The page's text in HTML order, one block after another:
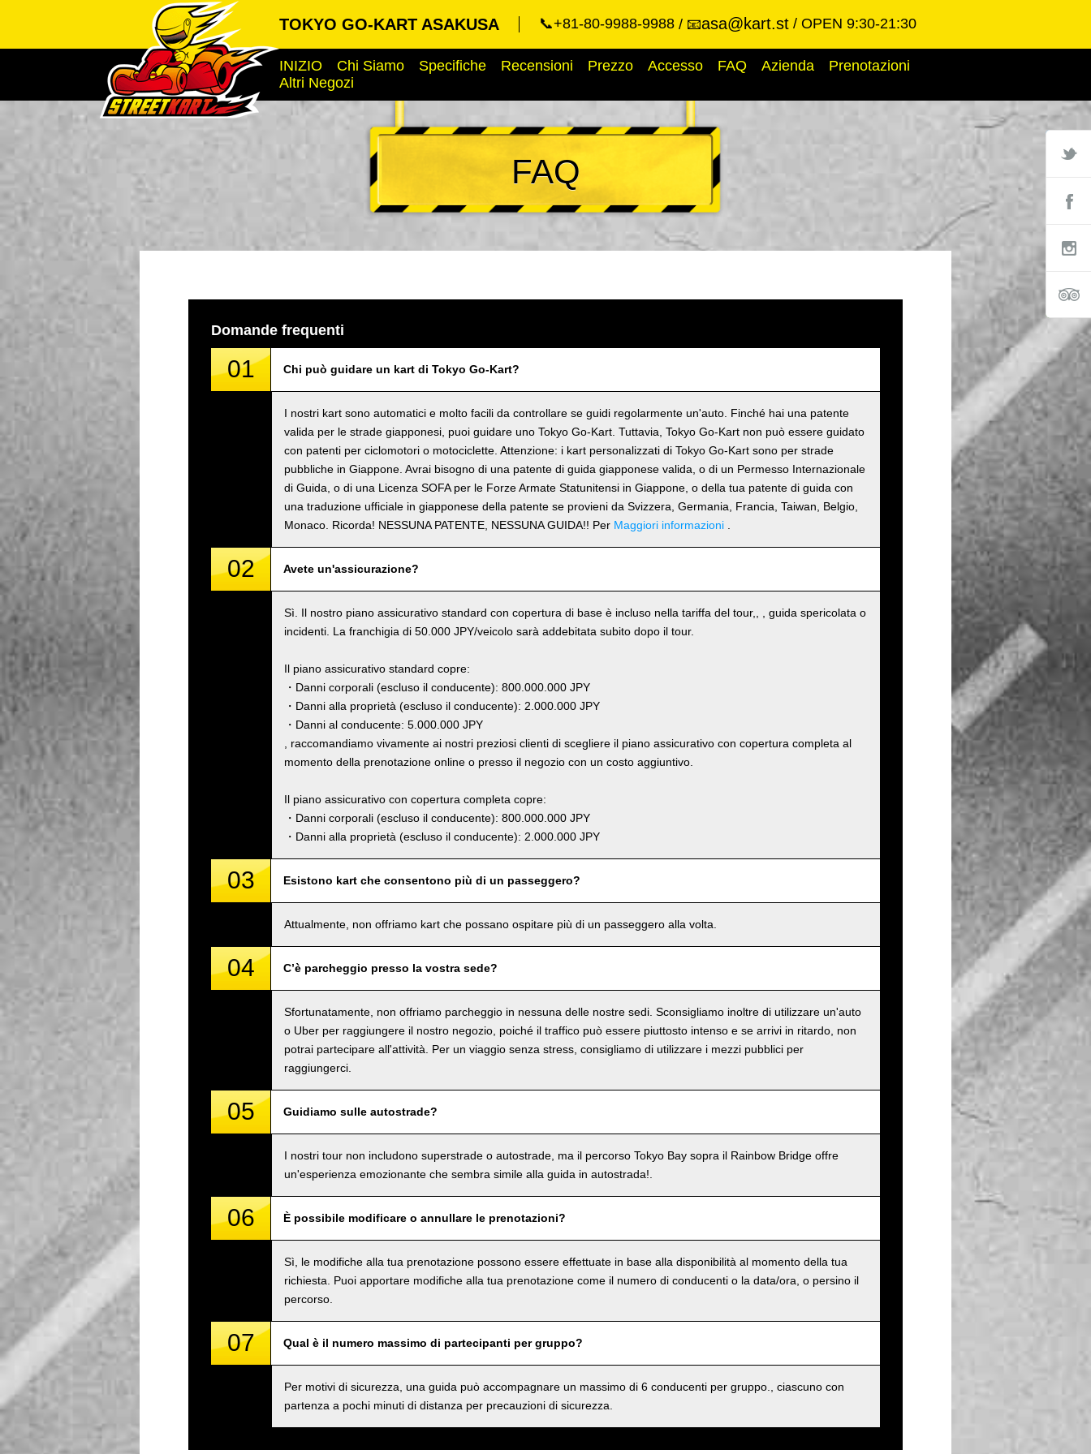
TOKYO GO-KART ASAKUSA 📞+81-80-9988-9988 📧asa@kart.st OPEN 9:30-21:30
INIZIO Chi Siamo Specifiche Recensioni Prezzo Accesso FAQ Azienda
Prenotazioni
Altri Negozi
FAQ
Domande frequenti
01 Chi può guidare un kart di Tokyo Go-Kart?
I nostri kart sono automatici e molto facili da controllare se guidi regolarmente un'auto. Finché hai una patente
valida per le strade giapponesi, puoi guidare uno Tokyo Go-Kart. Tuttavia, Tokyo Go-Kart non può essere guidato
con patenti per ciclomotori o motociclette. Attenzione: i kart personalizzati di Tokyo Go-Kart sono per strade
pubbliche in Giappone. Avrai bisogno di una patente di guida giapponese valida, o di un Permesso Internazionale
di Guida, o di una Licenza SOFA per le Forze Armate Statunitensi in Giappone, o della tua patente di guida con
una traduzione ufficiale in giapponese della patente se provieni da Svizzera, Germania, Francia, Taiwan, Belgio,
Monaco. Ricorda! NESSUNA PATENTE, NESSUNA GUIDA!! Per Maggiori informazioni
02 Avete un'assicurazione?
Sì. Il nostro piano assicurativo standard con copertura di base è incluso nella tariffa del tour,, , guida spericolata o
incidenti. La franchigia di 50.000 JPY/veicolo sarà addebitata subito dopo il tour.
Il piano assicurativo standard copre:
・Danni corporali (escluso il conducente): 800.000.000 JPY
・Danni alla proprietà (escluso il conducente): 2.000.000 JPY
・Danni al conducente: 5.000.000 JPY
, raccomandiamo vivamente ai nostri preziosi clienti di scegliere il piano assicurativo con copertura completa al
momento della prenotazione online o presso il negozio con un costo aggiuntivo.
Il piano assicurativo con copertura completa copre:
・Danni corporali (escluso il conducente): 800.000.000 JPY
・Danni alla proprietà (escluso il conducente): 2.000.000 JPY
03 Esistono kart che consentono più di un passeggero?
Attualmente, non offriamo kart che possano ospitare più di un passeggero alla volta.
04 C’è parcheggio presso la vostra sede?
Sfortunatamente, non offriamo parcheggio in nessuna delle nostre sedi. Sconsigliamo inoltre di utilizzare un'auto
o Uber per raggiungere il nostro negozio, poiché il traffico può essere piuttosto intenso e se arrivi in ritardo, non
potrai partecipare all'attività. Per un viaggio senza stress, consigliamo di utilizzare i mezzi pubblici per
raggiungerci.
05 Guidiamo sulle autostrade?
I nostri tour non includono superstrade o autostrade, ma il percorso Tokyo Bay sopra il Rainbow Bridge offre
un'esperienza emozionante che sembra simile alla guida in autostrada!.
06 È possibile modificare o annullare le prenotazioni?
Sì, le modifiche alla tua prenotazione possono essere effettuate in base alla disponibilità al momento della tua
richiesta. Puoi apportare modifiche alla tua prenotazione come il numero di conducenti o la data/ora, o persino il
percorso.
07 Qual è il numero massimo di partecipanti per gruppo?
Per motivi di sicurezza, una guida può accompagnare un massimo di 6 conducenti per gruppo., ciascuno con
partenza a pochi minuti di distanza per precauzioni di sicurezza.